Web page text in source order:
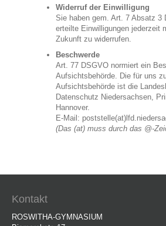
Widerruf der Einwilligung
Sie haben gem. Art. 7 Absatz 3
erteilte Einwilligungen jederzeit
Zukunft zu widerrufen.
Beschwerde
Art. 77 DSGVO normiert ein
Aufsichtsbehörde. Die für uns
Aufsichtsbehörde ist die
Datenschutz Niedersachsen,
Hannover.
E-Mail:
(Das (at) muss durch das @-
Kontakt
ROSWITHA-GYMNASIUM